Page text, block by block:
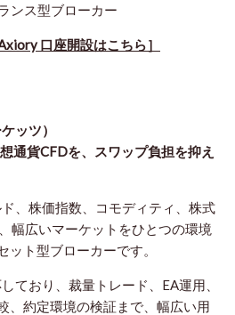
ンス型ブローカー
口座開設はこちら］
ッツ）
通貨CFDを、スワップ負担を抑え
、株価指数、コモディティ、株式
幅広いマーケットをひとつの環境
ット型ブローカーです。
ており、裁量トレード、EA運用、
、約定環境の検証まで、幅広い用